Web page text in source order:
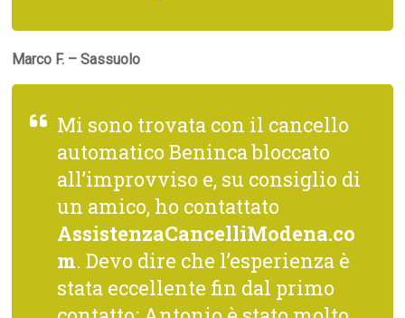
Marco F. – Sassuolo
Mi sono trovata con il cancello
automatico Beninca bloccato
all’improvviso e, su consiglio di
un amico, ho contattato
AssistenzaCancelliModena.co
m. Devo dire che l’esperienza è
stata eccellente fin dal primo